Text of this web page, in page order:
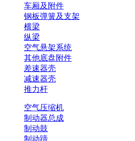
车厢及附件
钢板弹簧及支架
横梁
纵梁
空气悬架系统
其他底盘附件
差速器壳
减速器壳
推力杆
空气压缩机
制动器总成
制动鼓
制动蹄